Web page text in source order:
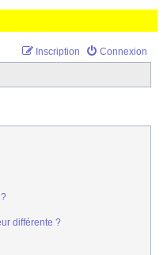
Connexion
Inscription
différente ?